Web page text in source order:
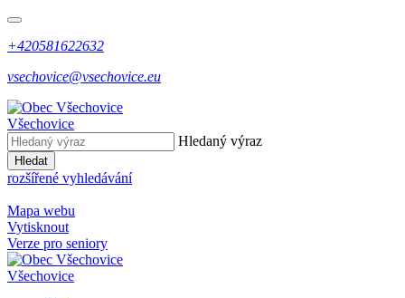
+420581622632
vsechovice@vsechovice.eu
Všechovice
Hledaný výraz
Hledat
rozšířené vyhledávání
Mapa webu
Vytisknout
Verze pro seniory
Všechovice